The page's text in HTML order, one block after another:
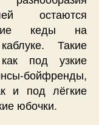
остаются
кеды на
Такие
под узкие
бойфренды,
и под лёгкие
юбочки.